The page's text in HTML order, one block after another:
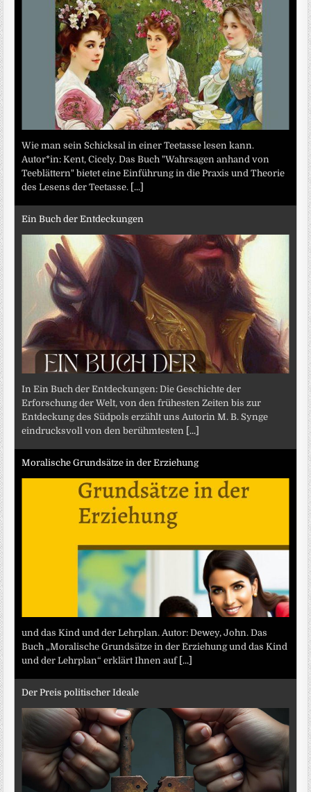
Wie man sein Schicksal in einer Teetasse lesen kann.
Autor*in: Kent, Cicely. Das Buch "Wahrsagen anhand von
Teeblättern" bietet eine Einführung in die Praxis und Theorie
des Lesens der Teetasse. [...]
Ein Buch der Entdeckungen
In Ein Buch der Entdeckungen: Die Geschichte der
Erforschung der Welt, von den frühesten Zeiten bis zur
Entdeckung des Südpols erzählt uns Autorin M. B. Synge
eindrucksvoll von den berühmtesten [...]
Moralische Grundsätze in der Erziehung
und das Kind und der Lehrplan. Autor: Dewey, John. Das
Buch „Moralische Grundsätze in der Erziehung und das Kind
und der Lehrplan“ erklärt Ihnen auf [...]
Der Preis politischer Ideale